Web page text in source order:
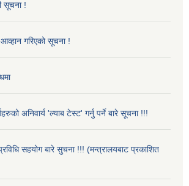
सूचना !
गरिएको सूचना !
अनिवार्य 'ल्याब टेस्ट' गर्नु पर्ने बारे सूचना !!!
सहयोग बारे सुचना !!! (मन्त्रालयबाट प्रकाशित